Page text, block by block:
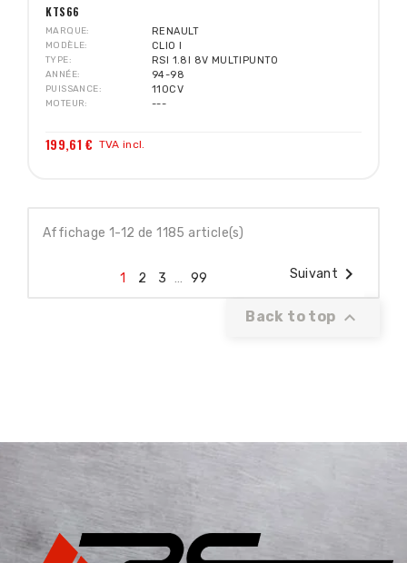
KTS66
MARQUE RENAULT
MODÈLE CLIO I
TYPE RSI 1.8I 8V MULTIPUNTO
ANNÉE 94-98
PUISSANCE 110CV
MOTEUR ---
199,61 € TVA incl.
Affichage 1-12 de 1185 article(s)
1 2 3 … 99 Suivant 
Back to top 